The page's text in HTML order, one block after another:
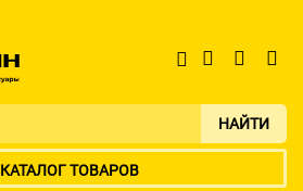
НАЙТИ
КАТАЛОГ ТОВАРОВ